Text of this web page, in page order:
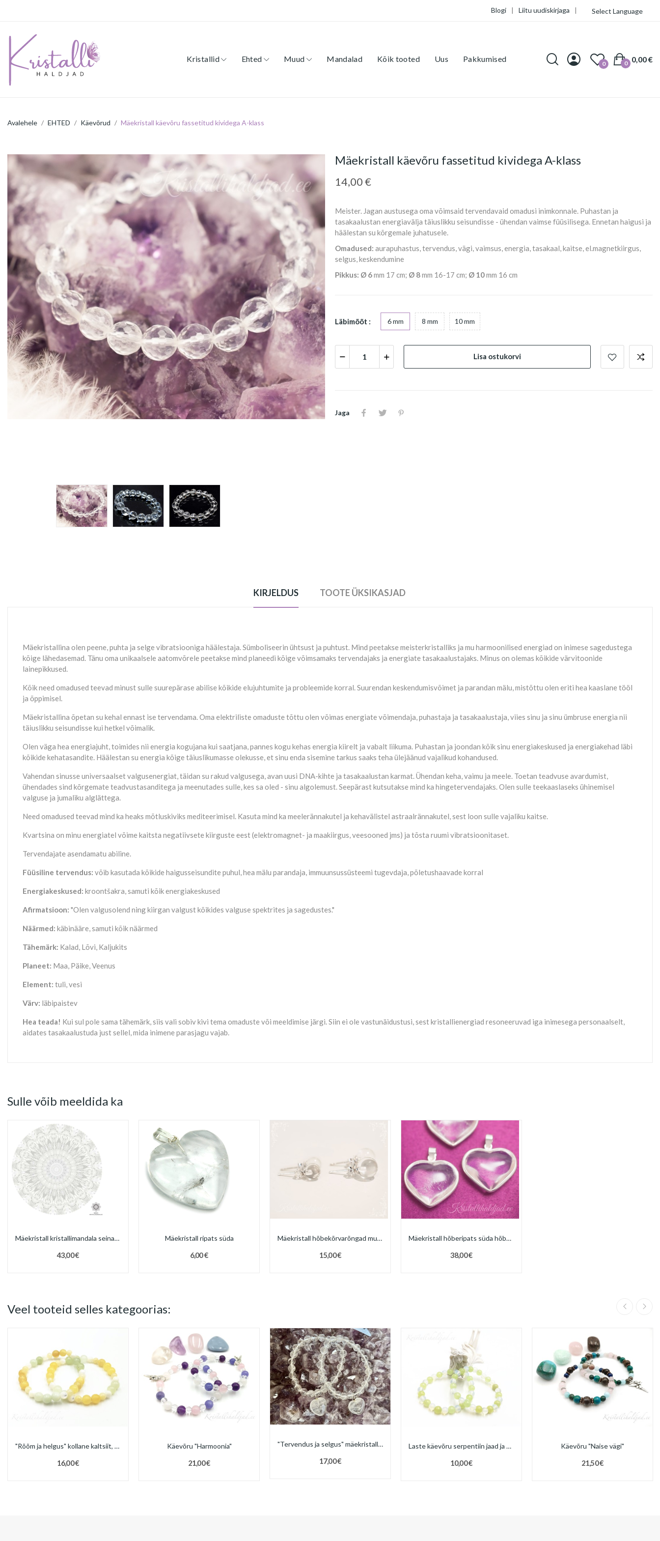
Blogi | Liitu uudiskirjaga | Select Language
Kristallid Ehted Muud Mandalad Kõik tooted Uus Pakkumised
0 0,00 €
0
Avalehele EHTED Käevõrud Mäekristall käevõru fassetitud kividega A-klass
Mäekristall käevõru fassetitud kividega A-klass
14,00 €
Meister. Jagan austusega oma võimsaid tervendavaid omadusi inimkonnale. Puhastan ja
tasakaalustan energiavälja täiuslikku seisundisse - ühendan vaimse füüsilisega. Ennetan haigusi ja
häälestan su kõrgemale juhatusele.
Omadused: aurapuhastus, tervendus, vägi, vaimsus, energia, tasakaal, kaitse, el.magnetkiirgus,
selgus, keskendumine
Pikkus: Ø 6mm 17 cm; Ø 8mm 16-17 cm; Ø 10mm 16 cm
Läbimõõt : 6 mm 8 mm 10 mm
Lisa ostukorvi
Jaga
KIRJELDUS TOOTE ÜKSIKASJAD
Mäekristallina olen peene, puhta ja selge vibratsiooniga häälestaja. Sümboliseerin ühtsust ja puhtust. Mind peetakse meisterkristalliks ja mu harmoonilised energiad on inimese sagedustega
kõige lähedasemad. Tänu oma unikaalsele aatomvõrele peetakse mind planeedi kõige võimsamaks tervendajaks ja energiate tasakaalustajaks. Minus on olemas kõikide värvitoonide
lainepikkused.
Kõik need omadused teevad minust sulle suurepärase abilise kõikide elujuhtumite ja probleemide korral. Suurendan keskendumisvõimet ja parandan mälu, mistõttu olen eriti hea kaaslane tööl
ja õppimisel.
Mäekristallina õpetan su kehal ennast ise tervendama. Oma elektriliste omaduste tõttu olen võimas energiate võimendaja, puhastaja ja tasakaalustaja, viies sinu ja sinu ümbruse energia nii
täiuslikku seisundisse kui hetkel võimalik.
Olen väga hea energiajuht, toimides nii energia kogujana kui saatjana, pannes kogu kehas energia kiirelt ja vabalt liikuma. Puhastan ja joondan kõik sinu energiakeskused ja energiakehad läbi
kõikide kehatasandite. Häälestan su energia kõige täiuslikumasse olekusse, et sinu enda sisemine tarkus saaks teha ülejäänud vajalikud kohandused.
Vahendan sinusse universaalset valgusenergiat, täidan su rakud valgusega, avan uusi DNA-kihte ja tasakaalustan karmat. Ühendan keha, vaimu ja meele. Toetan teadvuse avardumist,
ühendades sind kõrgemate teadvustasanditega ja meenutades sulle, kes sa oled - sinu algolemust. Seepärast kutsutakse mind ka hingetervendajaks. Olen sulle teekaaslaseks ühinemisel
valguse ja jumaliku alglättega.
Need omadused teevad mind ka heaks mõtluskiviks mediteerimisel. Kasuta mind ka meelerännakutel ja kehavälistel astraalrännakutel, sest loon sulle vajaliku kaitse.
Kvartsina on minu energiatel võime kaitsta negatiivsete kiirguste eest (elektromagnet- ja maakiirgus, veesooned jms) ja tõsta ruumi vibratsioonitaset.
Tervendajate asendamatu abiline.
Füüsiline tervendus: võib kasutada kõikide haigusseisundite puhul, hea mälu parandaja, immuunsussüsteemi tugevdaja, põletushaavade korral
Energiakeskused: kroontšakra, samuti kõik energiakeskused
Afirmatsioon: "Olen valgusolend ning kiirgan valgust kõikides valguse spektrites ja sagedustes."
Näärmed: käbinääre, samuti kõik näärmed
Tähemärk: Kalad, Lõvi, Kaljukits
Planeet: Maa, Päike, Veenus
Element: tuli, vesi
Värv: läbipaistev
Hea teada! Kui sul pole sama tähemärk, siis vali sobiv kivi tema omaduste või meeldimise järgi. Siin ei ole vastunäidustusi, sest kristallienergiad resoneeruvad iga inimesega personaalselt,
aidates tasakaalustuda just sellel, mida inimene parasjagu vajab.
Sulle võib meeldida ka
Mäekristall kristallimandala seinapilt
43,00 €
Mäekristall ripats süda
6,00 €
Mäekristall hõbekõrvarõngad mummud
15,00 €
Mäekristall hõberipats süda hõberaamis
38,00 €
Veel tooteid selles kategoorias:
"Rõõm ja helgus" kollane kaltsiit, pärl,...
16,00 €
Käevõru "Harmoonia"
21,00 €
"Tervendus ja selgus" mäekristall käevõru südamega
17,00 €
Laste käevõru serpentiin jaad ja opaliit
10,00 €
Käevõru "Naise vägi"
21,50 €